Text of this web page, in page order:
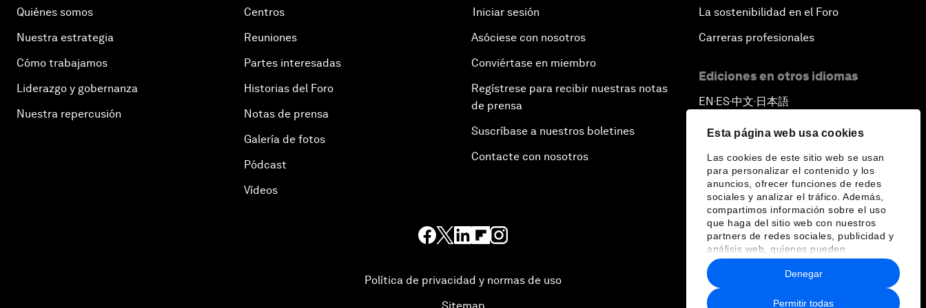
Esta página web usa cookies
Las cookies de este sitio web se usan
para personalizar el contenido y los
anuncios, ofrecer funciones de redes
sociales y analizar el tráfico. Además,
compartimos información sobre el uso
que haga del sitio web con nuestros
partners de redes sociales, publicidad y
análisis web, quienes pueden
combinarla con otra información que les
haya proporcionado o que hayan
recopilado a partir del uso que haya
hecho de sus servicios.
Permitir todas
Denegar
Quiénes somos
Nuestra estrategia
Cómo trabajamos
Liderazgo y gobernanza
Nuestra repercusión
Centros
Reuniones
Partes interesadas
Historias del Foro
Notas de prensa
Galería de fotos
Pódcast
Vídeos
Iniciar sesión
Asóciese con nosotros
Conviértase en miembro
Regístrese para recibir nuestras notas
de prensa
Suscríbase a nuestros boletines
Contacte con nosotros
La sostenibilidad en el Foro
Carreras profesionales
Ediciones en otros idiomas
EN ▪ ES▪中文▪ 日本語
Política de privacidad y normas de uso